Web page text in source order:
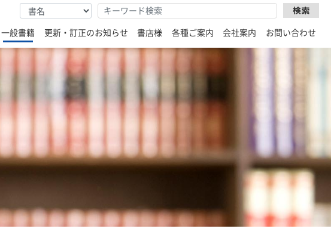
一般書籍 更新・訂正のお知らせ 書店様 各種ご案内 会社案内 お問い合わせ